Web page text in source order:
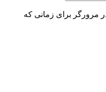
مرورگر برای زمانی که